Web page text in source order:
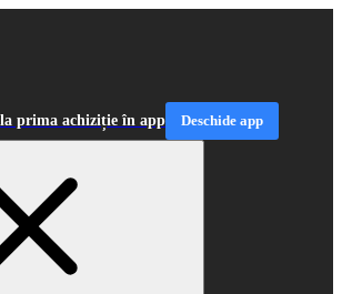
prima achiziție în app Deschide app